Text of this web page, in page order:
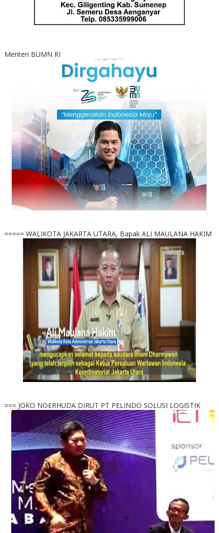
Menteri BUMN RI
===== WALIKOTA JAKARTA UTARA, Bapak ALI MAULANA HAKIM
=== JOKO NOERHUDA DIRUT PT PELINDO SOLUSI LOGISTIK